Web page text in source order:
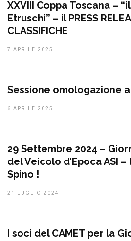
XXVIII Coppa Toscana –
Etruschi” – il PRESS
CLASSIFICHE
7 APRILE 2025
Sessione omologazione
6 APRILE 2025
29 Settembre 2024 –
del Veicolo d’Epoca ASI
Spino !
21 LUGLIO 2024
I soci del CAMET per la